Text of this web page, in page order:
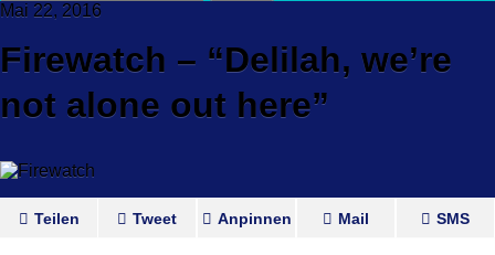
Mai 22, 2016
Firewatch – “Delilah, we’re
not alone out here”
Teilen Tweet Anpinnen Mail SMS